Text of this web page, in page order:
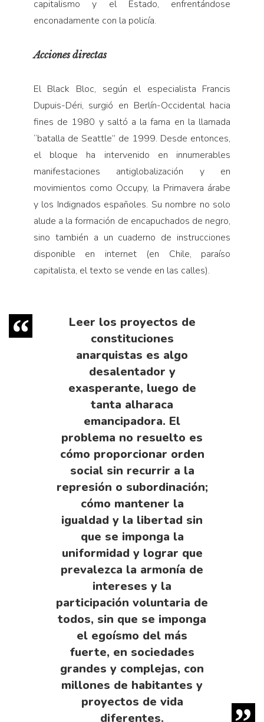
capitalismo y el Estado, enfrentándose
enconadamente con la policía.
Acciones directas
El Black Bloc, según el especialista Francis
Dupuis-Déri, surgió en Berlín-Occidental hacia
fines de 1980 y saltó a la fama en la llamada
“batalla de Seattle” de 1999. Desde entonces,
el bloque ha intervenido en innumerables
manifestaciones antiglobalización y en
movimientos como Occupy, la Primavera árabe
y los Indignados españoles. Su nombre no solo
alude a la formación de encapuchados de negro,
sino también a un cuaderno de instrucciones
disponible en internet (en Chile, paraíso
capitalista, el texto se vende en las calles).
Leer los proyectos de
constituciones
anarquistas es algo
desalentador y
exasperante, luego de
tanta alharaca
emancipadora. El
problema no resuelto es
cómo proporcionar orden
social sin recurrir a la
represión o subordinación;
cómo mantener la
igualdad y la libertad sin
que se imponga la
uniformidad y lograr que
prevalezca la armonía de
intereses y la
participación voluntaria de
todos, sin que se imponga
el egoísmo del más
fuerte, en sociedades
grandes y complejas, con
millones de habitantes y
proyectos de vida
diferentes.